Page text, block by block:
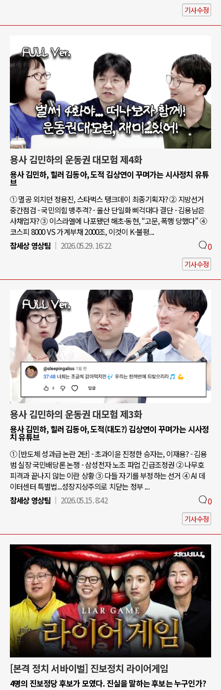
기사수정
용사 김민하의 운동권 대모험 제4화
용사 김민하, 힐러 김동아, 도적 김상연이 꾸며가는 시사정치 유튜
브
① 멸공 외치던 정용진, 스타벅스 탱크데이 최종기획자? ② 지방선거
중간점검 - 국민의힘 맹추격? - 울산 단일화 삐걱대다 결단 - 김용남은
사채업자? ③ 이스라엘에 나포됐던 해초·동현, “고문, 폭행 당했다” ④
코스피 8000 VS 가계부채 2000조, 이것이 K-불평...
참세상 영상팀
2026.05.29. 16:22 0
기사수정
용사 김민하의 운동권 대모험 제3화
용사 김민하, 힐러 김동아, 도적(대도?) 김상연이 꾸며가는 시사정
치 유튜브
① [반도체 성과급 논란 2탄] - 초과이윤 진정한 승자는, 이재용? - 김용
범 실장 국민배당론 논쟁 - 삼성전자 노조 파업 긴급조정권 ② 나무호
피격과 끝나지 않는 이란 상황 ③ 다들 자기를 부정하는 선거 ④ AI 데
이터센터 특별법...성장지상주의로 치닫는 정부 ...
참세상 영상팀
2026.05.15. 8:42 0
기사수정
[본격 정치 서바이벌] 진보정치 라이어게임
4명의 진보정당 후보가 모였다. 진실을 말하는 후보는 누구인가?